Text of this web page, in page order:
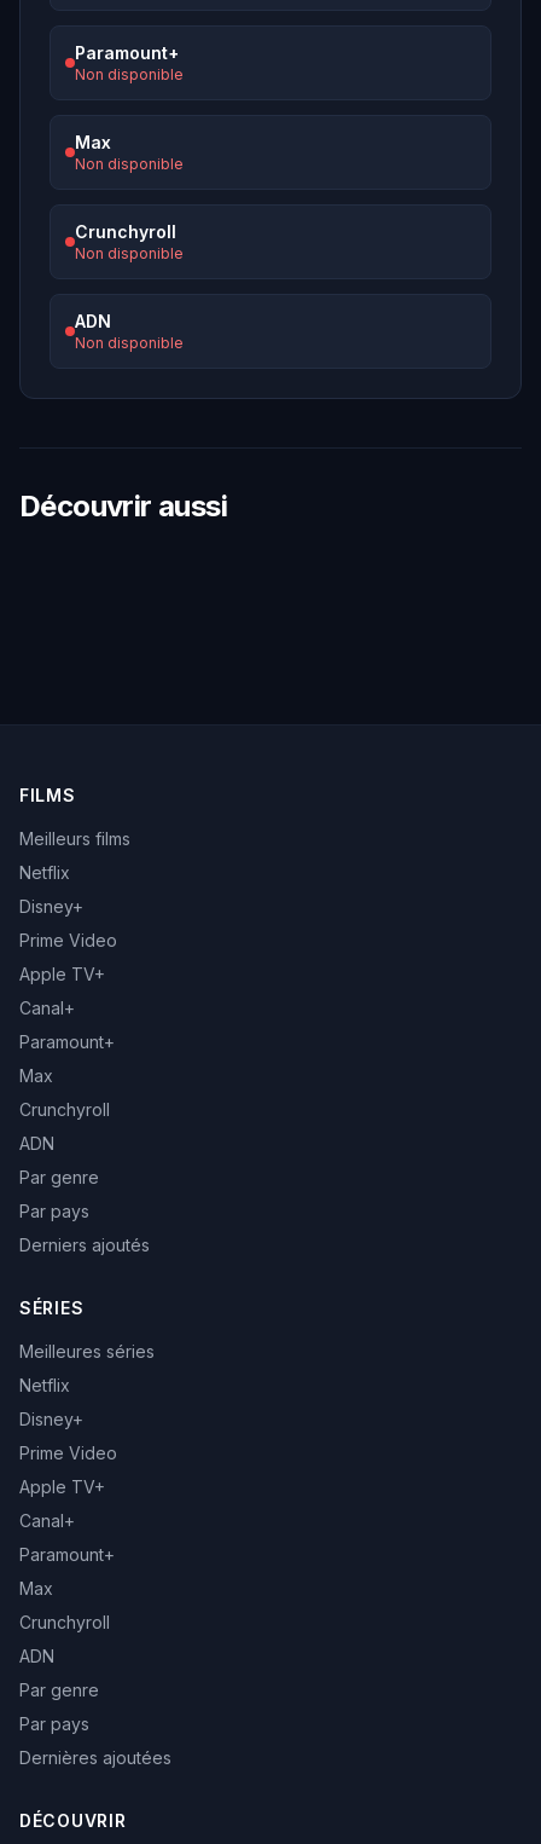
Paramount+
Non disponible
Max
Non disponible
Crunchyroll
Non disponible
ADN
Non disponible
Découvrir aussi
FILMS
Meilleurs films
Netflix
Disney+
Prime Video
Apple TV+
Canal+
Paramount+
Max
Crunchyroll
ADN
Par genre
Par pays
Derniers ajoutés
SÉRIES
Meilleures séries
Netflix
Disney+
Prime Video
Apple TV+
Canal+
Paramount+
Max
Crunchyroll
ADN
Par genre
Par pays
Dernières ajoutées
DÉCOUVRIR